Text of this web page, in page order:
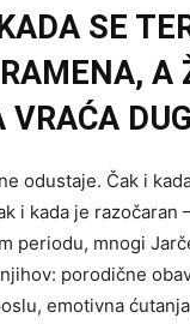
SE
A
VRAĆA DUG
odustaje. Čak i
i kada je razočaran
periodu, mnogi
porodične
emotivna